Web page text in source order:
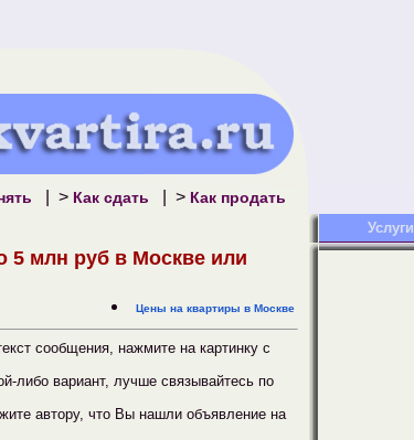
| > Как сдать | > Как продать
млн руб в Москве или
Цены на квартиры в Москве
сообщения, нажмите на картинку с
либо вариант, лучше связывайтесь по
автору, что Вы нашли объявление на
Услуги